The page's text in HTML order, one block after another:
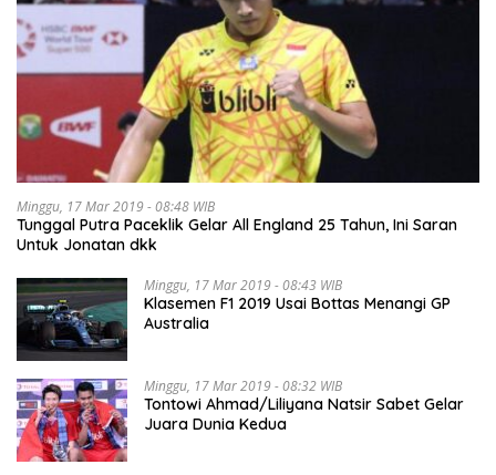
Minggu, 17 Mar 2019 - 08:48 WIB
Tunggal Putra Paceklik Gelar All England 25 Tahun, Ini Saran
Untuk Jonatan dkk
Minggu, 17 Mar 2019 - 08:43 WIB
Klasemen F1 2019 Usai Bottas Menangi GP
Australia
Minggu, 17 Mar 2019 - 08:32 WIB
Tontowi Ahmad/Liliyana Natsir Sabet Gelar
Juara Dunia Kedua